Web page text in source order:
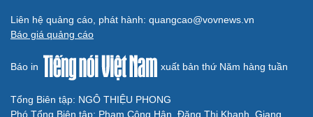
Liên hệ quảng cáo, phát hành: quangcao@vovnews.vn
Báo giá quảng cáo
Báo in xuất bản thứ Năm hàng tuần
Tổng Biên tập: NGÔ THIỆU PHONG
Phó Tổng Biên tập: Phạm Công Hân, Đặng Thị Khanh, Giang